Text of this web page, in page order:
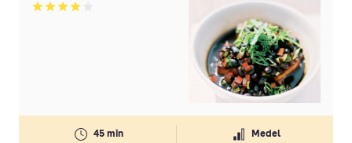
Betyg: 4 av 5
45 min Medel